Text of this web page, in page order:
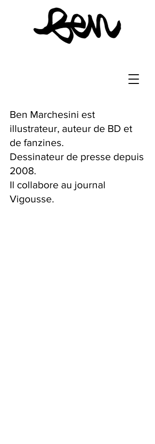
Ben Marchesini est
illustrateur, auteur de BD et
de fanzines.
Dessinateur de presse depuis
2008.
Il collabore au journal
Vigousse.